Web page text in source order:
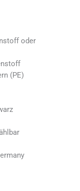
oder
(PE)